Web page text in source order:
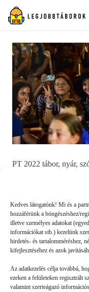
Kedves látogatónk! Mi és a
hozzáférünk a böngészéshez/
illetve személyes adatokat
információkat stb.) kezelünk
hirdetés- és tartalomméréshez,
kifejlesztéséhez és azok
Az adatkezelés célja továbbá,
ezeken a felületeken regisztrált
valamint szerteágazó
PT 2022 tábor, nyár,
Vélemény,
karakterrel jelöltük